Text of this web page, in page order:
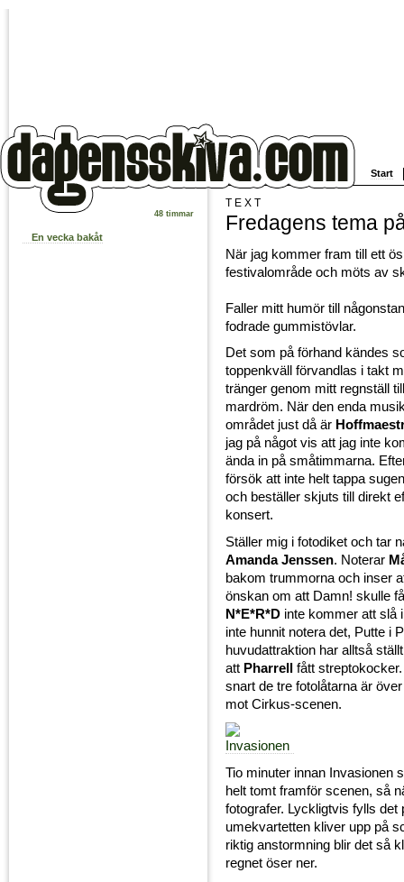
Start
48 timmar
En vecka bakåt
TEXT
Fredagens tema
När jag kommer fram till ett
festivalområde och möts av
Faller mitt humör till
fodrade gummistövlar.
Det som på förhand kändes
toppenkväll förvandlas i takt
tränger genom mitt regnställ
mardröm. När den enda
området just då är
jag på något vis att jag inte
ända in på småtimmarna.
försök att inte helt tappa
och beställer skjuts till direkt
konsert.
Ställer mig i fotodiket och tar
Amanda Jenssen. Noterar
bakom trummorna och inser
önskan om att Damn! skulle
N*E*R*D inte kommer att slå
inte hunnit notera det, Putte i
huvudattraktion har alltså
att Pharrell
fått
snart de tre fotolåtarna är
mot Cirkus-scenen.
Tio minuter innan Invasionen
helt tomt framför scenen, så
fotografer. Lyckligtvis fylls det
umekvartetten kliver upp på
riktig anstormning blir det så
regnet öser ner.